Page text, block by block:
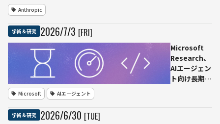
境に
Anthropic
学術＆研究 2026/7/3 [FRI]
Microsoft
Research、
AIエージェン
ト向け長期記
Microsoft AIエージェント
学術＆研究 2026/6/30 [TUE]